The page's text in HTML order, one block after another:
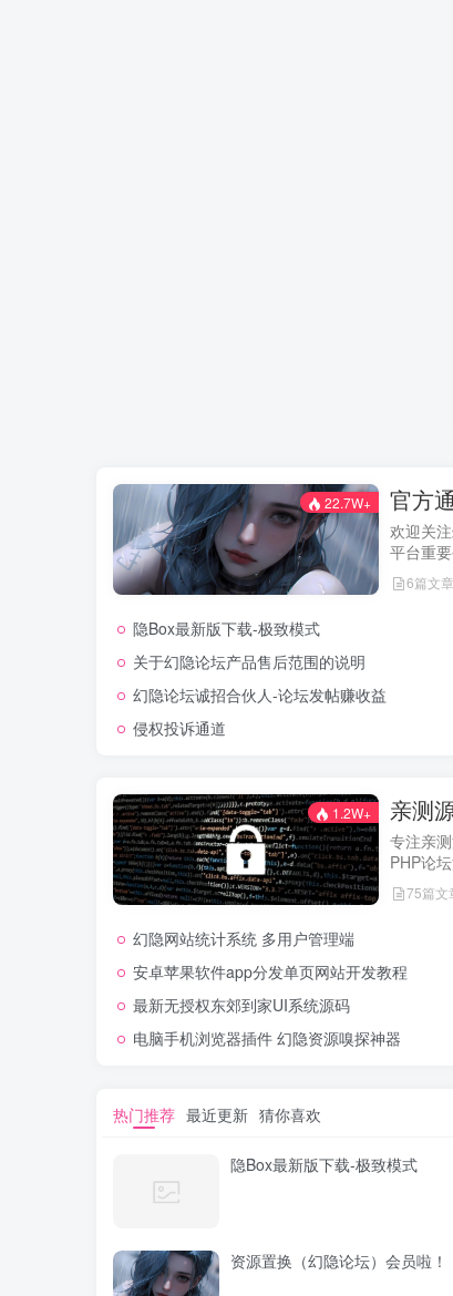
22.7W+ 官方
欢迎关
平台重
及用户
新动态
的使用
6篇文章
隐Box最新版下载-极致模式
关于幻隐论坛产品售后范围的说明
幻隐论坛诚招合伙人-论坛发帖赚收益
侵权投诉通道
1.2W+ 亲测
专注亲
PHP论
经实际
网站，
75篇文
幻隐网站统计系统 多用户管理端
安卓苹果软件app分发单页网站开发教程
最新无授权东郊到家UI系统源码
电脑手机浏览器插件 幻隐资源嗅探神器
热门推荐 最近更新 猜你喜欢
隐Box最新版下载-极致模式
资源置换（幻隐论坛）会员啦！